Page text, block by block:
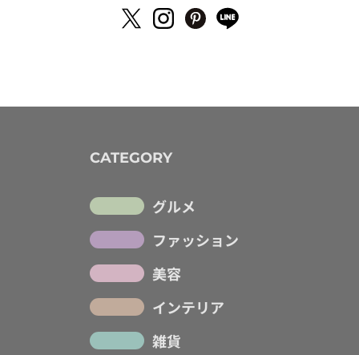
CATEGORY
グルメ
ファッション
美容
インテリア
雑貨